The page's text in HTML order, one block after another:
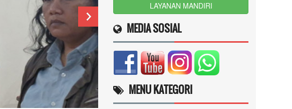
LAYANAN MANDIRI
MEDIA SOSIAL
MENU KATEGORI